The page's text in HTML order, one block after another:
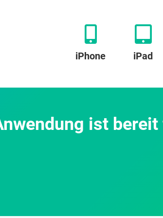
iPhone iPad
ist